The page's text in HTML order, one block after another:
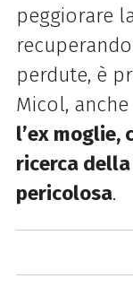
peggiorare
perdute, è
Micol, anche
l’ex moglie,
ricerca
pericolosa.